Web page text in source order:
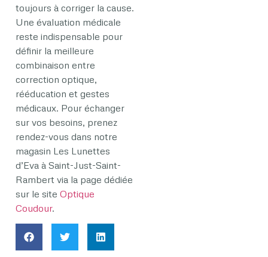
toujours à corriger la cause.
Une évaluation médicale
reste indispensable pour
définir la meilleure
combinaison entre
correction optique,
rééducation et gestes
médicaux. Pour échanger
sur vos besoins, prenez
rendez-vous dans notre
magasin Les Lunettes
d’Eva à Saint-Just-Saint-
Rambert via la page dédiée
sur le site Optique
Coudour.